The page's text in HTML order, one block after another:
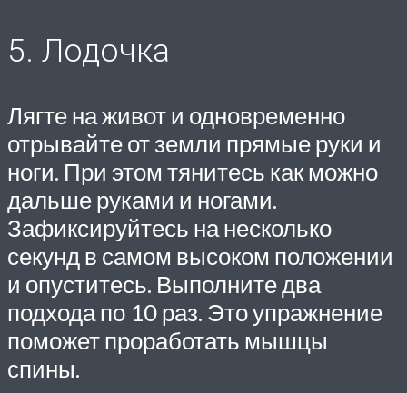
5. Лодочка
Лягте на живот и одновременно
отрывайте от земли прямые руки и
ноги. При этом тянитесь как можно
дальше руками и ногами.
Зафиксируйтесь на несколько
секунд в самом высоком положении
и опуститесь. Выполните два
подхода по 10 раз. Это упражнение
поможет проработать мышцы
спины.